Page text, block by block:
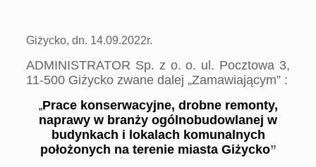
Giżycko, dn. 14.09.2022r.
ADMINISTRATOR Sp. z o. o. ul. Pocztowa 3,
11-500 Giżycko zwane dalej „Zamawiającym” :
„Prace konserwacyjne, drobne remonty,
naprawy w branży ogólnobudowlanej w
budynkach i lokalach komunalnych
położonych na terenie miasta Giżycko”